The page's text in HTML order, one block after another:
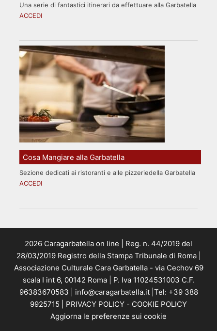
Una serie di fantastici itinerari da effettuare alla Garbatella
ACCEDI
Cosa Mangiare alla Garbatella
Sezione dedicati ai ristoranti e alle pizzeriedella Garbatella
ACCEDI
2026 Caragarbatella on line | Reg. n. 44/2019 del
28/03/2019 Registro della Stampa Tribunale di Roma |
Associazione Culturale Cara Garbatella - via Cechov 69
scala I int 6, 00142 Roma | P. Iva 11024531003 C.F.
96383670583 | info@caragarbatella.it |Tel: +39 388
9925715 |
PRIVACY POLICY - COOKIE POLICY
Aggiorna le preferenze sui cookie